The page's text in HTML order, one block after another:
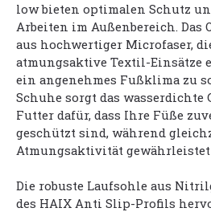
low bieten optimalen Schutz
Arbeiten im Außenbereich. Das
aus hochwertiger Microfaser,
atmungsaktive Textil-Einsätze
ein angenehmes Fußklima zu
Schuhe sorgt das wasserdichte
Futter dafür, dass Ihre Füße
geschützt sind, während
Atmungsaktivität
Die robuste Laufsohle aus
des HAIX Anti Slip-Profils